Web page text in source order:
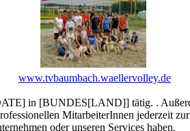
www.tvbaumbach.waellervolley.de
in [BUNDES[LAND]] tätig. .
MitarbeiterInnen jederzeit
oder unseren Services haben.